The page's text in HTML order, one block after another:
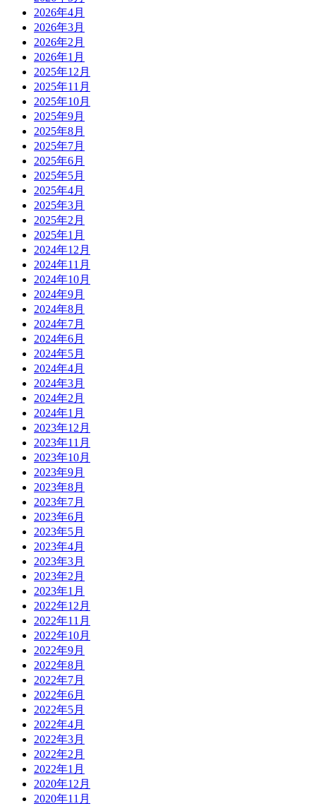
2026年4月
2026年3月
2026年2月
2026年1月
2025年12月
2025年11月
2025年10月
2025年9月
2025年8月
2025年7月
2025年6月
2025年5月
2025年4月
2025年3月
2025年2月
2025年1月
2024年12月
2024年11月
2024年10月
2024年9月
2024年8月
2024年7月
2024年6月
2024年5月
2024年4月
2024年3月
2024年2月
2024年1月
2023年12月
2023年11月
2023年10月
2023年9月
2023年8月
2023年7月
2023年6月
2023年5月
2023年4月
2023年3月
2023年2月
2023年1月
2022年12月
2022年11月
2022年10月
2022年9月
2022年8月
2022年7月
2022年6月
2022年5月
2022年4月
2022年3月
2022年2月
2022年1月
2020年12月
2020年11月